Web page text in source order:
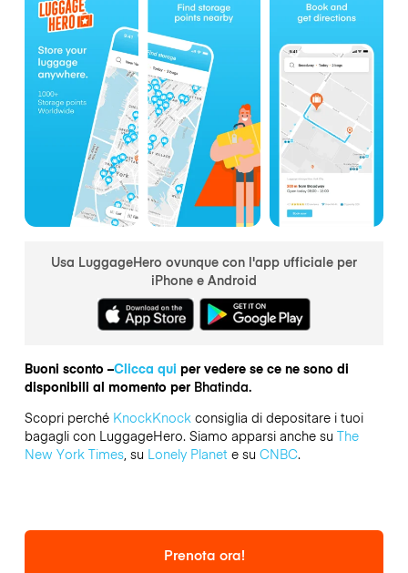
Usa LuggageHero ovunque con l'app ufficiale per
iPhone e Android
Buoni sconto –Clicca qui per vedere se ce ne sono di
disponibili al momento per Bhatinda.
Scopri perché KnockKnockconsiglia di depositare i tuoi
bagagli con LuggageHero. Siamo apparsi anche su The
New York Times, su Lonely Planete su CNBC.
Prenota ora!